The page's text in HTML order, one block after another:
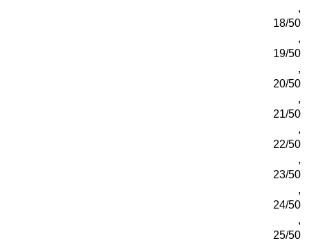
,
18/50
,
19/50
,
20/50
,
21/50
,
22/50
,
23/50
,
24/50
,
25/50